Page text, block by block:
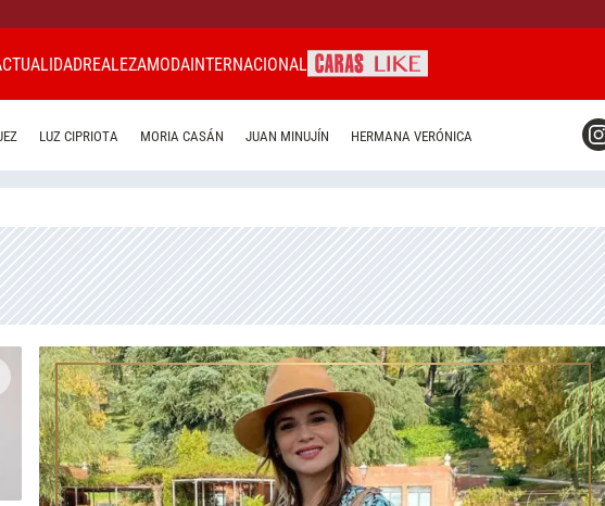
REALEZAMODAINTERNACIONAL
LUZ CIPRIOTA MORIA CASÁN JUAN MINUJÍN HERMANA VERÓNICA